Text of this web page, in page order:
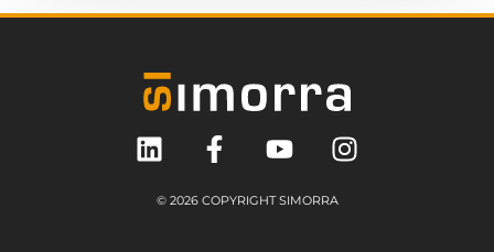
© 2026 COPYRIGHT SIMORRA